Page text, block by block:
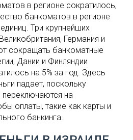
в регионе сократилось,
банкоматов в регионе
Три крупнейших
Германия и
сокращать банкоматные
Дании и Финляндии
на 5% за год. Здесь
падает, поскольку
переключаются на
оплаты, такие как карты и
банкинга.